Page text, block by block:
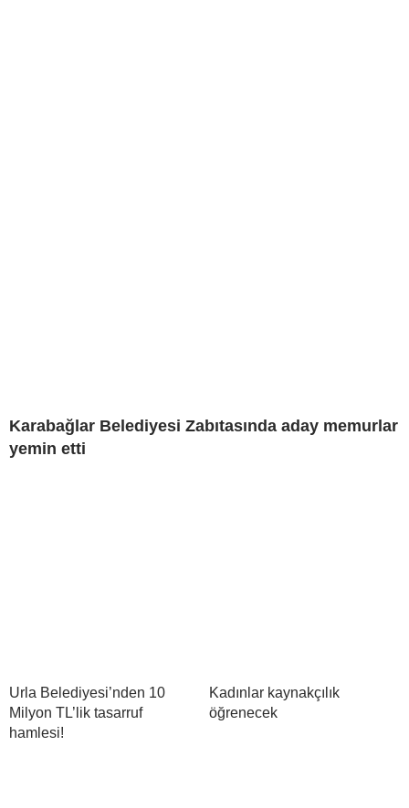
Karabağlar Belediyesi Zabıtasında aday memurlar
yemin etti
Urla Belediyesi’nden 10
Milyon TL’lik tasarruf
hamlesi!
Kadınlar kaynakçılık
öğrenecek